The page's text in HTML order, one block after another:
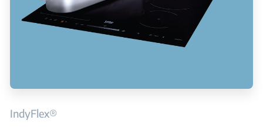
IndyFlex®